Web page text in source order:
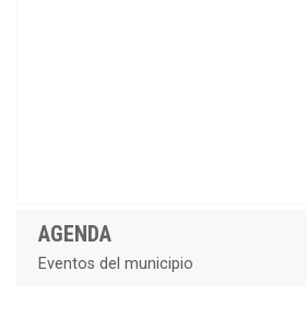
AGENDA
Eventos del municipio